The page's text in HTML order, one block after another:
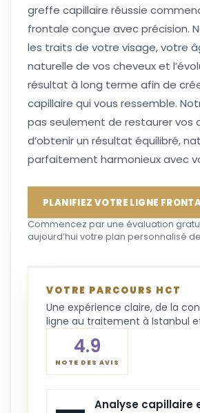
greffe capillaire réussie
frontale conçue avec précision.
les traits de votre visage, votre
naturelle de vos cheveux et
résultat à long terme afin de
capillaire qui vous ressemble.
pas seulement de restaurer vos
d’obtenir un résultat équilibré,
parfaitement harmonieux avec
PLANIFIEZ VOTRE LIGNE
Commencez par une évaluation
aujourd’hui votre plan personnalisé
VOTRE PARCOURS HCT
Une expérience claire, de la
ligne au traitement à Istanbul
4.9
NOTE DES AVIS
Analyse capillaire